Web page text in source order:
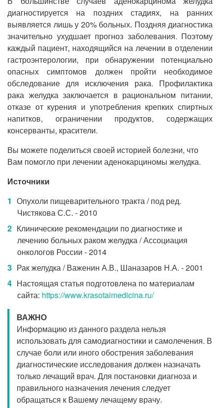
диагностируется на поздних стадиях, на ранних
выявляется лишь у 20% больных. Поздняя диагностика
значительно ухудшает прогноз заболевания. Поэтому
каждый пациент, находящийся на лечении в отделении
гастроэнтерологии, при обнаружении потенциально
опасных симптомов должен пройти необходимое
обследование для исключения рака. Профилактика
рака желудка заключается в рациональном питании,
отказе от курения и употребления крепких спиртных
напитков, ограничении продуктов, содержащих
консерванты, красители.
Вы можете поделиться своей историей болезни, что
Вам помогло при лечении аденокарциномы желудка.
Источники
Опухоли пищеварительного тракта / под ред.
Чистякова С.С. - 2010
Клинические рекомендации по диагностике и
лечению больных раком желудка / Ассоциация
онкологов России - 2014
Рак желудка / Важенин А.В., Шаназаров Н.А. - 2001
Настоящая статья подготовлена по материалам
сайта: https://www.krasotaimedicina.ru/
ВАЖНО
Информацию из данного раздела нельзя
использовать для самодиагностики и самолечения. В
случае боли или иного обострения заболевания
диагностические исследования должен назначать
только лечащий врач. Для постановки диагноза и
правильного назначения лечения следует
обращаться к Вашему лечащему врачу.